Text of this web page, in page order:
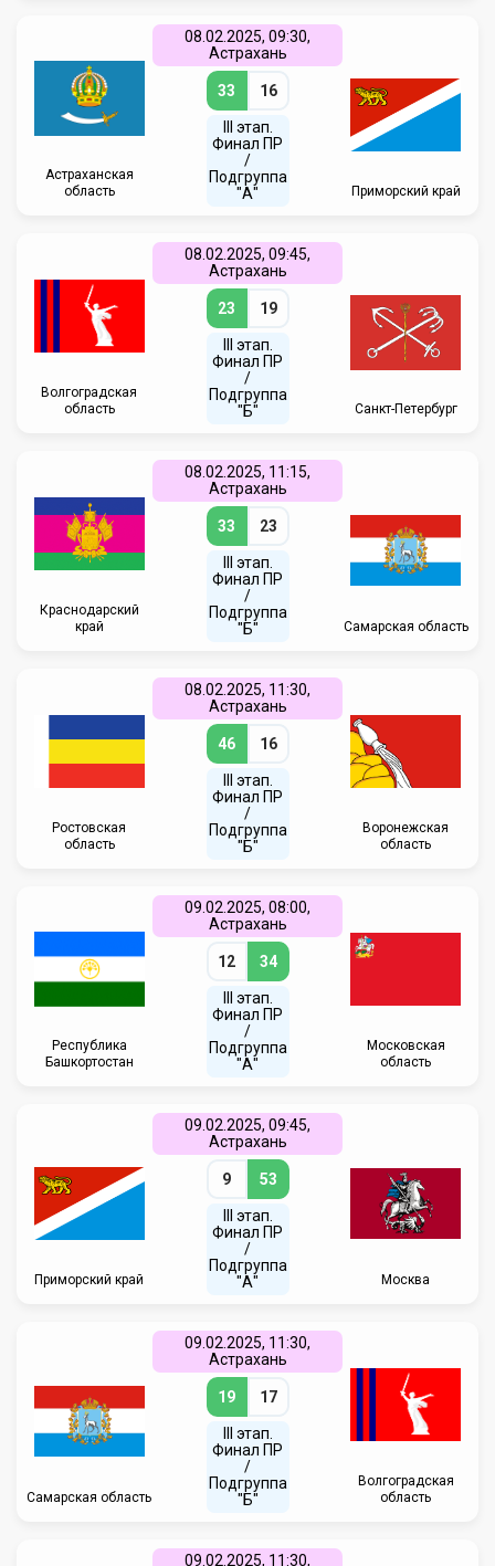
Астраханская
область
08.02.2025, 09:30,
Астрахань
33 16
III этап.
Финал ПР
/
Подгруппа
"А"
Приморский край
Волгоградская
область
08.02.2025, 09:45,
Астрахань
23 19
III этап.
Финал ПР
/
Подгруппа
"Б"
Санкт-Петербург
Краснодарский
край
08.02.2025, 11:15,
Астрахань
33 23
III этап.
Финал ПР
/
Подгруппа
"Б"
Самарская область
Ростовская
область
08.02.2025, 11:30,
Астрахань
46 16
III этап.
Финал ПР
/
Подгруппа
"Б"
Воронежская
область
Республика
Башкортостан
09.02.2025, 08:00,
Астрахань
12 34
III этап.
Финал ПР
/
Подгруппа
"А"
Московская
область
Приморский край
09.02.2025, 09:45,
Астрахань
9 53
III этап.
Финал ПР
/
Подгруппа
"А"
Москва
Самарская область
09.02.2025, 11:30,
Астрахань
19 17
III этап.
Финал ПР
/
Подгруппа
"Б"
Волгоградская
область
09.02.2025, 11:30,